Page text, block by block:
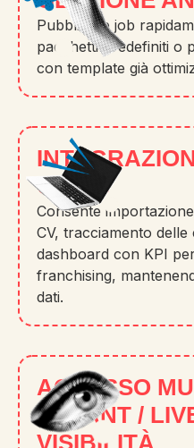
Pubblicare job
pacchetti predefiniti o
con template già
CVING
Consente
CV, tracciamento delle
dashboard con KPI
franchising,
dati.
ACCESSO
TENANT /